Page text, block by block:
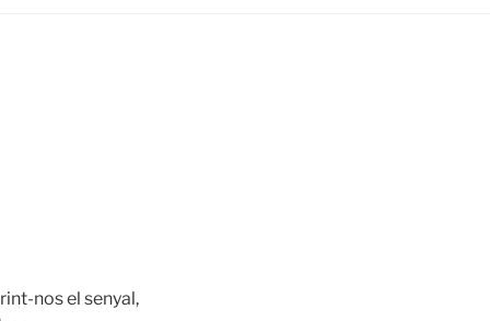
nos el senyal,